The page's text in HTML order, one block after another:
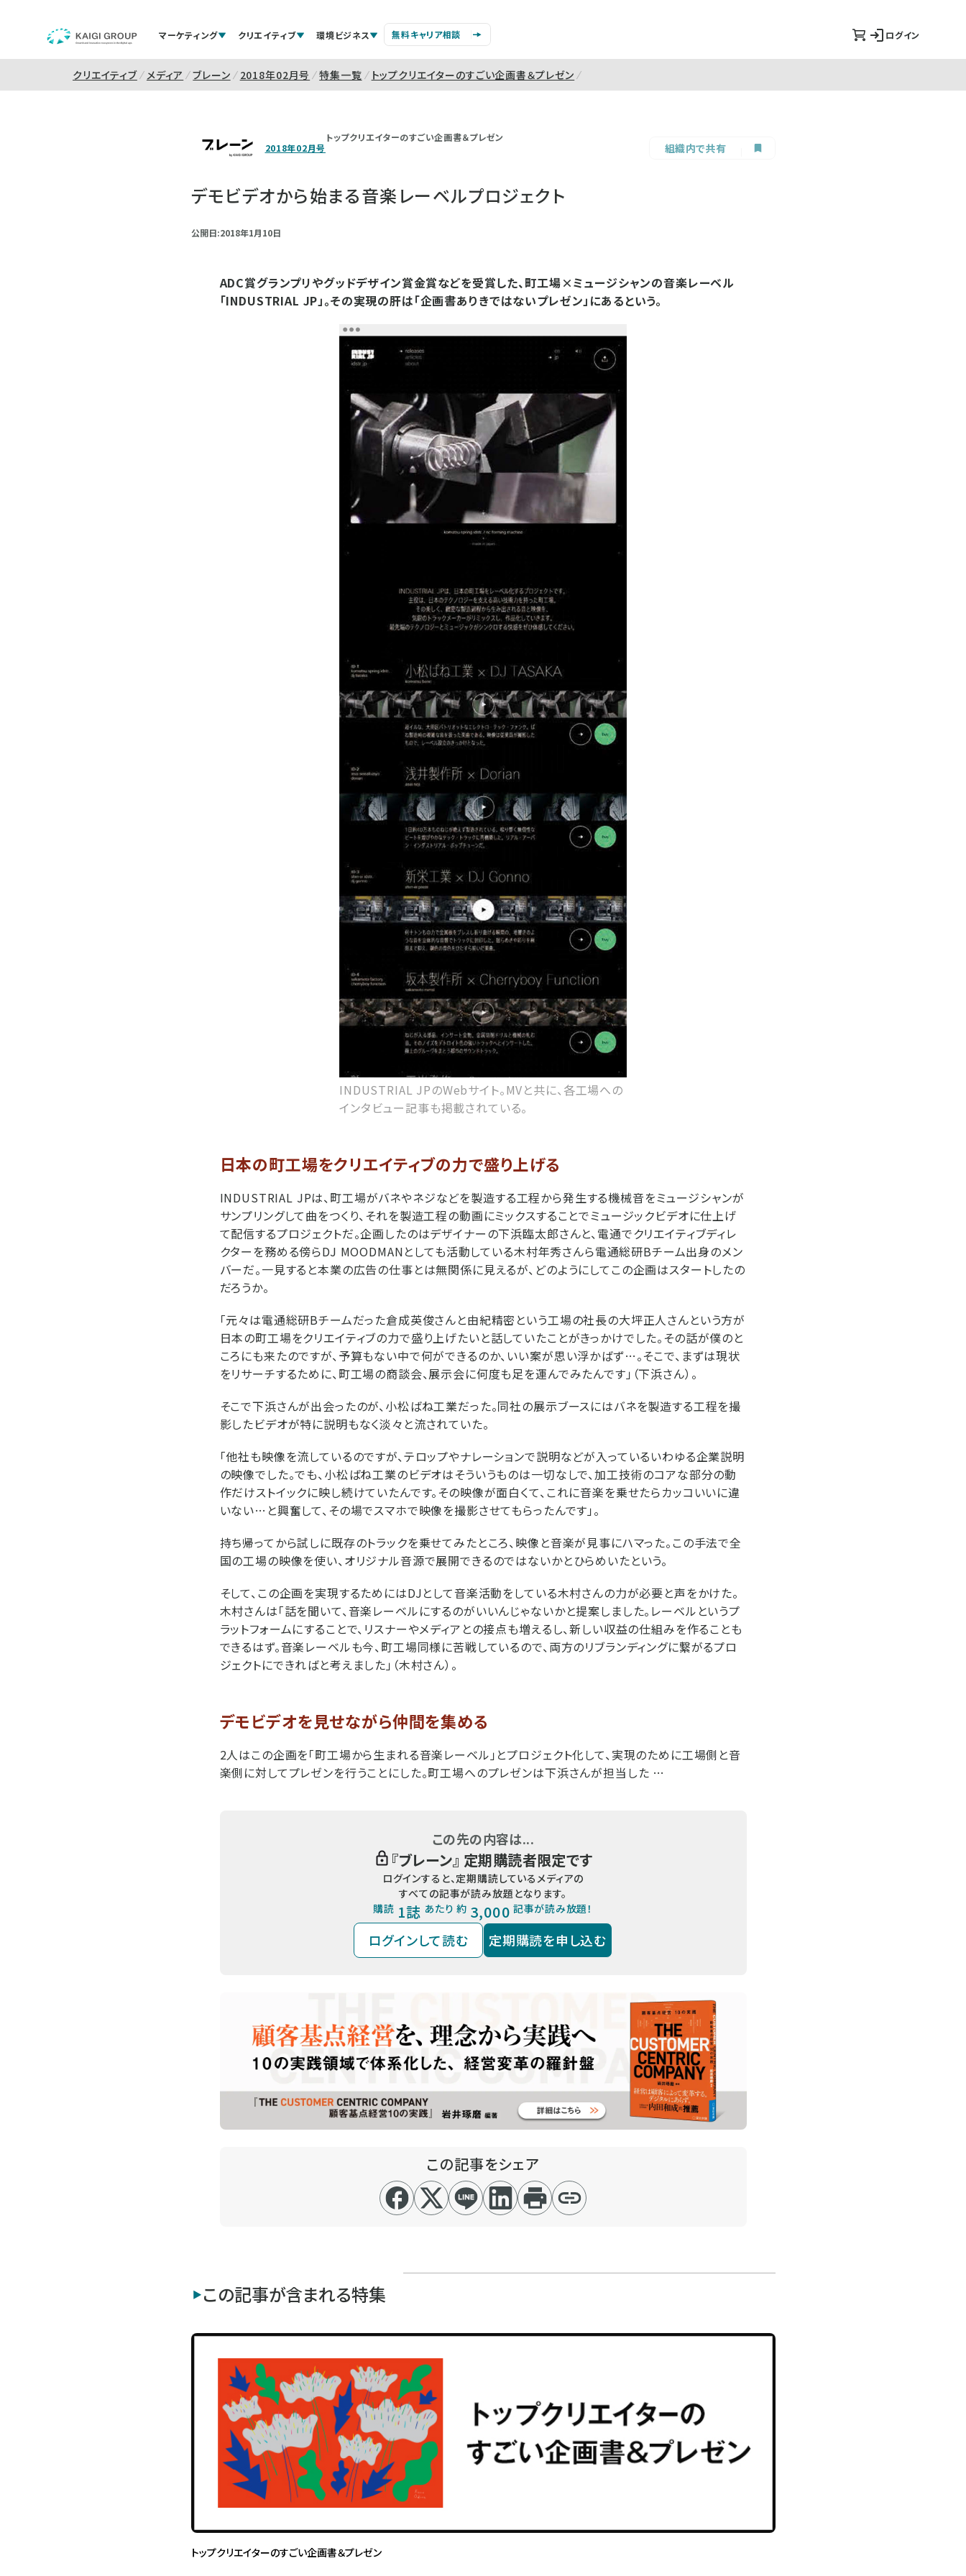
マーケティング クリエイティブ 環境ビジネス 無料キャリア相談 ログイン
クリエイティブ メディア ブレーン 2018年02月号 特集一覧 トップクリエイターのすごい企画書＆プレゼン
2018年02月号
トップクリエイターのすごい企画書＆プレゼン
組織内で共有
デモビデオから始まる音楽レーベルプロジェクト
公開日:2018年1月10日
ADC賞グランプリやグッドデザイン賞金賞などを受賞した、町工場×ミュージシャンの音楽レーベル
「INDUSTRIAL JP」。その実現の肝は「企画書ありきではないプレゼン」にあるという。
INDUSTRIAL JPのWebサイト。MVと共に、各工場への
インタビュー記事も掲載されている。
日本の町工場をクリエイティブの力で盛り上げる
INDUSTRIAL JPは、町工場がバネやネジなどを製造する工程から発生する機械音をミュージシャンが
サンプリングして曲をつくり、それを製造工程の動画にミックスすることでミュージックビデオに仕上げ
て配信するプロジェクトだ。企画したのはデザイナーの下浜臨太郎さんと、電通でクリエイティブディレ
クターを務める傍らDJ MOODMANとしても活動している木村年秀さんら電通総研Bチーム出身のメン
バーだ。一見すると本業の広告の仕事とは無関係に見えるが、どのようにしてこの企画はスタートしたの
だろうか。
「元々は電通総研Bチームだった倉成英俊さんと由紀精密という工場の社長の大坪正人さんという方が
日本の町工場をクリエイティブの力で盛り上げたいと話していたことがきっかけでした。その話が僕のと
ころにも来たのですが、予算もない中で何ができるのか、いい案が思い浮かばず…。そこで、まずは現状
をリサーチするために、町工場の商談会、展示会に何度も足を運んでみたんです」（下浜さん）。
そこで下浜さんが出会ったのが、小松ばね工業だった。同社の展示ブースにはバネを製造する工程を撮
影したビデオが特に説明もなく淡々と流されていた。
「他社も映像を流しているのですが、テロップやナレーションで説明などが入っているいわゆる企業説明
の映像でした。でも、小松ばね工業のビデオはそういうものは一切なしで、加工技術のコアな部分の動
作だけストイックに映し続けていたんです。その映像が面白くて、これに音楽を乗せたらカッコいいに違
いない…と興奮して、その場でスマホで映像を撮影させてもらったんです」。
持ち帰ってから試しに既存のトラックを乗せてみたところ、映像と音楽が見事にハマった。この手法で全
国の工場の映像を使い、オリジナル音源で展開できるのではないかとひらめいたという。
そして、この企画を実現するためにはDJとして音楽活動をしている木村さんの力が必要と声をかけた。
木村さんは「話を聞いて、音楽レーベルにするのがいいんじゃないかと提案しました。レーベルというプ
ラットフォームにすることで、リスナーやメディアとの接点も増えるし、新しい収益の仕組みを作ることも
できるはず。音楽レーベルも今、町工場同様に苦戦しているので、両方のリブランディングに繋がるプロ
ジェクトにできればと考えました」（木村さん）。
デモビデオを見せながら仲間を集める
2人はこの企画を「町工場から生まれる音楽レーベル」とプロジェクト化して、実現のために工場側と音
楽側に対してプレゼンを行うことにした。町工場へのプレゼンは下浜さんが担当した …
この先の内容は...
『ブレーン』 定期購読者限定です
ログインすると、定期購読しているメディアの
すべての記事が読み放題となります。
購読 1誌 あたり 約 3,000 記事が読み放題！
ログインして読む 定期購読を申し込む
この記事をシェア
この記事が含まれる特集
トップクリエイターのすごい企画書＆プレゼン